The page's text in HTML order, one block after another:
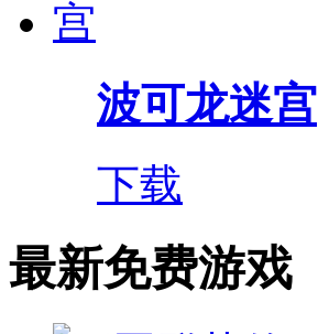
波可龙迷宫
下载
最新免费游戏